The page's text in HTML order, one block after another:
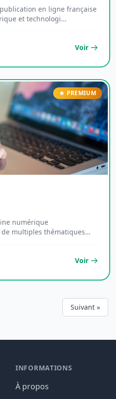
en ligne française
et technologi...
Voir
PREMIUM
numérique
multiples thématiques
Voir
Suivant »
INFORMATIONS
À propos